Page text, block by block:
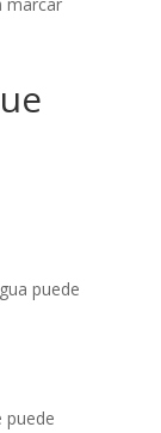
puede
puede